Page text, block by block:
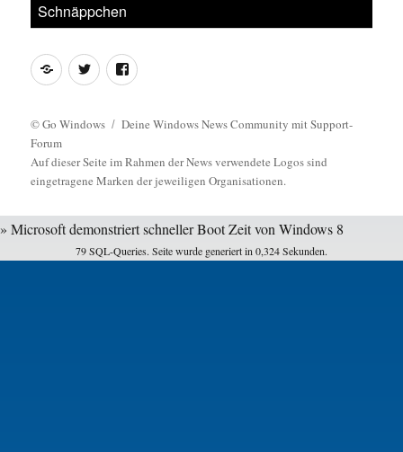
Schnäppchen
Feed TwitterFacebook
©Go Windows
Deine Windows News Community mit Support-
Forum
Auf dieser Seite im Rahmen der News verwendete Logos sind
eingetragene Marken der jeweiligen Organisationen.
» Microsoft demonstriert schneller Boot Zeit von Windows 8
79 SQL-Queries. Seite wurde generiert in 0,324 Sekunden.